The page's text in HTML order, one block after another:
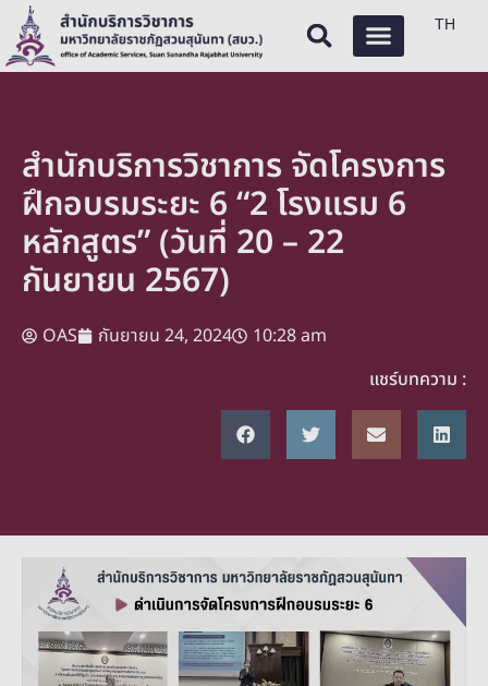
TH
สำนักบริการวิชาการ จัดโครงการ
ฝึกอบรมระยะ 6 “2 โรงแรม 6
หลักสูตร” (วันที่ 20 – 22
กันยายน 2567)
OAS กันยายน 24, 2024
10:28 am
แชร์บทความ :